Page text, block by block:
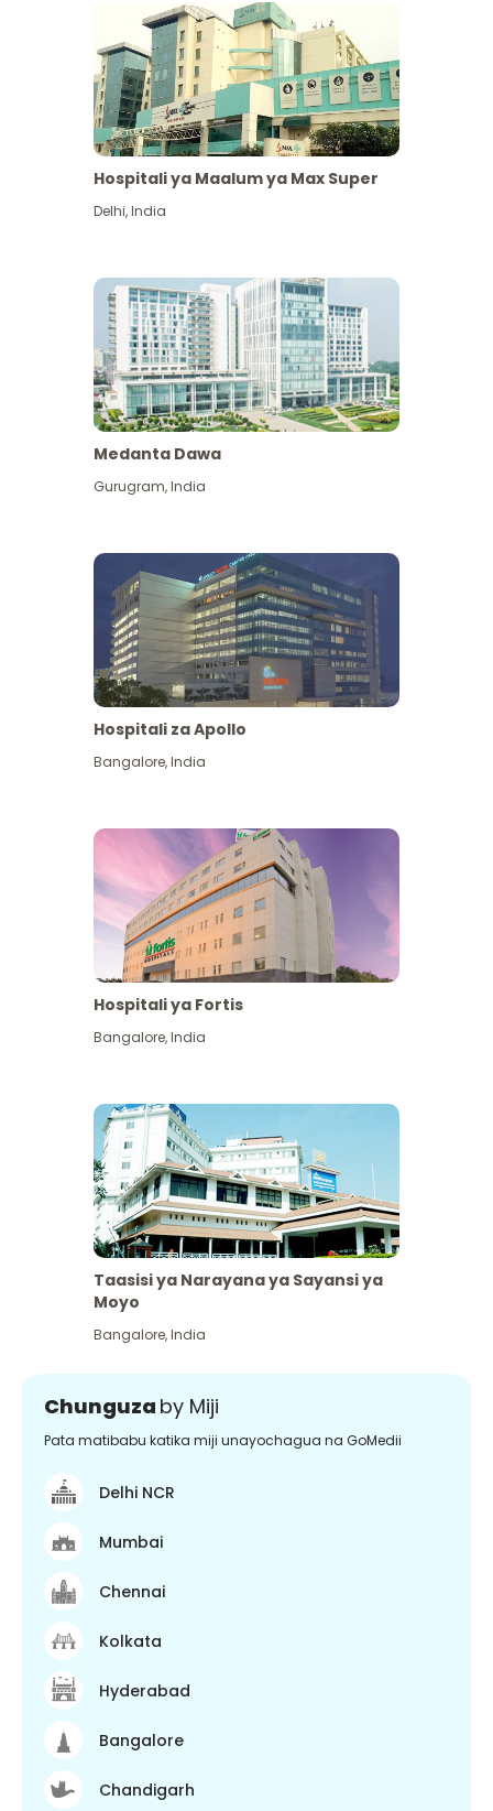
Hospitali ya Maalum ya Max Super
Delhi,India
Medanta Dawa
Gurugram,India
Hospitali za Apollo
Bangalore,India
Hospitali ya Fortis
Bangalore,India
Taasisi ya Narayana ya Sayansi ya
Moyo
Bangalore,India
Chunguza by Miji
Pata matibabu katika miji unayochagua na GoMedii
Delhi NCR
Mumbai
Chennai
Kolkata
Hyderabad
Bangalore
Chandigarh